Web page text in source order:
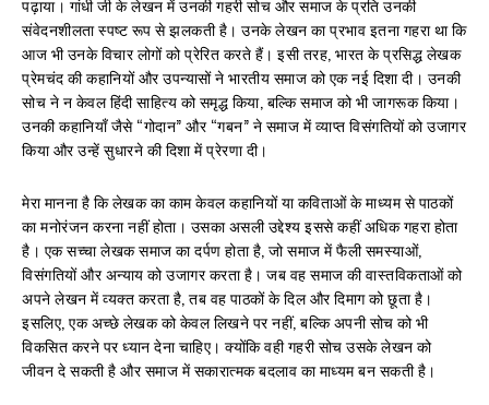
पढ़ाया। गांधी जी के लेखन में उनकी गहरी सोच और समाज के प्रति उनकी
संवेदनशीलता स्पष्ट रूप से झलकती है। उनके लेखन का प्रभाव इतना गहरा था कि
आज भी उनके विचार लोगों को प्रेरित करते हैं। इसी तरह, भारत के प्रसिद्ध लेखक
प्रेमचंद की कहानियों और उपन्यासों ने भारतीय समाज को एक नई दिशा दी। उनकी
सोच ने न केवल हिंदी साहित्य को समृद्ध किया, बल्कि समाज को भी जागरूक किया।
उनकी कहानियाँ जैसे “गोदान” और “गबन” ने समाज में व्याप्त विसंगतियों को उजागर
किया और उन्हें सुधारने की दिशा में प्रेरणा दी।
मेरा मानना है कि लेखक का काम केवल कहानियों या कविताओं के माध्यम से पाठकों
का मनोरंजन करना नहीं होता। उसका असली उद्देश्य इससे कहीं अधिक गहरा होता
है। एक सच्चा लेखक समाज का दर्पण होता है, जो समाज में फैली समस्याओं,
विसंगतियों और अन्याय को उजागर करता है। जब वह समाज की वास्तविकताओं को
अपने लेखन में व्यक्त करता है, तब वह पाठकों के दिल और दिमाग को छूता है।
इसलिए, एक अच्छे लेखक को केवल लिखने पर नहीं, बल्कि अपनी सोच को भी
विकसित करने पर ध्यान देना चाहिए। क्योंकि वही गहरी सोच उसके लेखन को
जीवन दे सकती है और समाज में सकारात्मक बदलाव का माध्यम बन सकती है।